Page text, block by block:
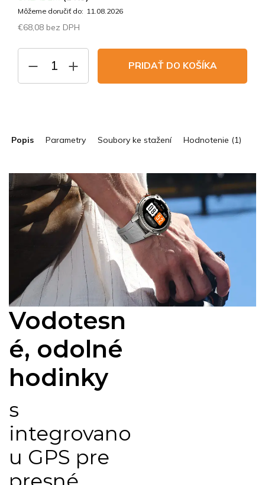
Môžeme doručiť do: 11.08.2026
€68,08 bez DPH
PRIDAŤ DO KOŠÍKA
Popis Parametry Soubory ke stažení Hodnotenie (1)
Vodotesn
é, odolné
hodinky
s
integrovano
u GPS pre